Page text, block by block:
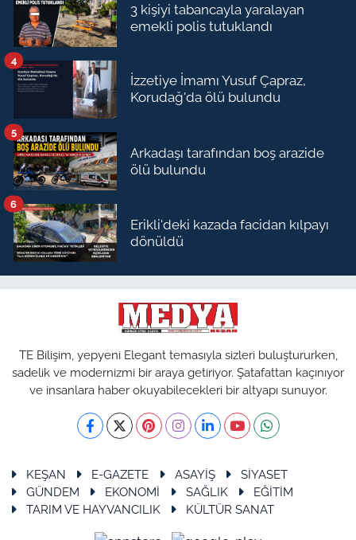
3 kişiyi tabancayla yaralayan
emekli polis tutuklandı
İzzetiye İmamı Yusuf Çapraz,
Korudağ'da ölü bulundu
4
Arkadaşı tarafından boş arazide
ölü bulundu
5
Erikli'deki kazada facidan kılpayı
dönüldü
6
TE Bilişim, yepyeni Elegant temasıyla sizleri buluştururken,
sadelik ve modernizmi bir araya getiriyor. Şatafattan kaçınıyor
ve insanlara haber okuyabilecekleri bir altyapı sunuyor.
KEŞAN E-GAZETE ASAYİŞ
SİYASET
GÜNDEM
EKONOMİ SAĞLIK
EĞİTİM
TARIM VE HAYVANCILIK
KÜLTÜR SANAT